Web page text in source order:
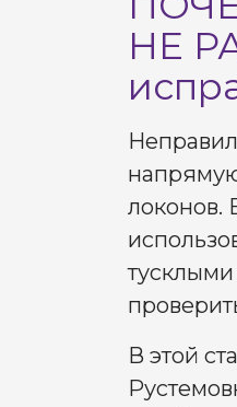
НЕ
локонов.
В этой